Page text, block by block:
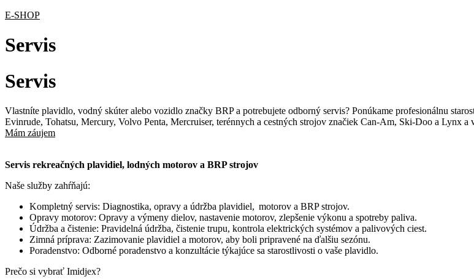
E-SHOP
Servis
Servis
Vlastníte plavidlo, vodný skúter alebo vozidlo značky BRP a potrebujete odborný servis? Ponúkame profesionálnu
Evinrude, Tohatsu, Mercury, Volvo Penta, Mercruiser, terénnych a cestných strojov značiek Can-Am, Ski-Doo a Lynx a
Mám záujem
Servis rekreačných plavidiel, lodných motorov a BRP strojov
Naše služby zahŕňajú:
Kompletný servis: Diagnostika, opravy a údržba plavidiel, motorov a BRP strojov.
Opravy motorov: Opravy a výmeny dielov, nastavenie motorov, zlepšenie výkonu a spotreby paliva.
Údržba a čistenie: Pravidelná údržba, čistenie trupu, kontrola elektrických systémov a palivových ciest.
Zimná príprava: Zazimovanie plavidiel a motorov, aby boli pripravené na ďalšiu sezónu.
Poradenstvo: Odborné poradenstvo a konzultácie týkajúce sa starostlivosti o vaše plavidlo.
Prečo si vybrať Imidjex?